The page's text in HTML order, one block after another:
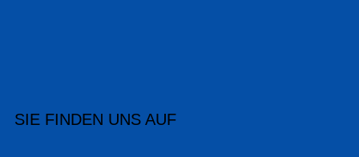
SIE FINDEN UNS AUF